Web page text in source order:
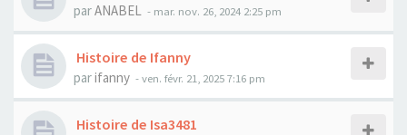
parANABEL - mar. nov. 26, 2024 2:25 pm
Histoire de Ifanny
parifanny - ven. févr. 21, 2025 7:16 pm
Histoire de Isa3481